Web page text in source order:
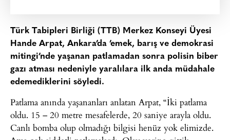
Türk Tabipleri Birliği (TTB) Merkez Konseyi Üyesi
Hande Arpat, Ankara’da ’emek, barış ve demokrasi
mitingi’nde yaşanan patlamadan sonra polisin biber
gazı atması nedeniyle yaralılara ilk anda müdahale
edemediklerini söyledi.
Patlama anında yaşananları anlatan Arpat, “İki patlama
oldu. 15 – 20 metre mesafelerde, 20 saniye arayla oldu.
Canlı bomba olup olmadığı bilgisi henüz yok elimizde.